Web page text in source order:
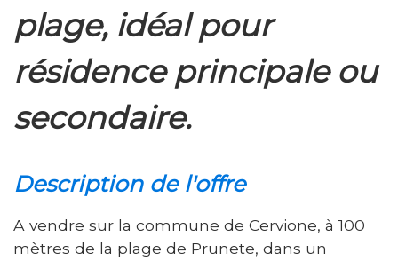
plage, idéal pour
résidence principale ou
secondaire.
description de l'offre
A vendre sur la commune de Cervione, à 100
mètres de la plage de Prunete, dans un